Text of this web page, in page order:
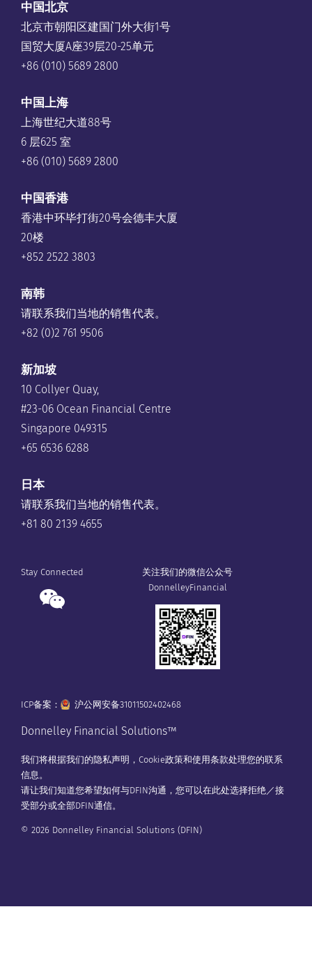
中国北京
北京市朝阳区建国门外大街1号
国贸大厦A座39层20-25单元
+86 (010) 5689 2800
中国上海
上海世纪大道88号
6 层625 室
+86 (010) 5689 2800
中国香港
香港中环毕打街20号会德丰大厦
20楼
+852 2522 3803
南韩
请联系我们当地的销售代表。
+82 (0)2 761 9506
新加坡
10 Collyer Quay,
#23-06 Ocean Financial Centre
Singapore 049315
+65 6536 6288
日本
请联系我们当地的销售代表。
+81 80 2139 4655
Stay Connected
关注我们的微信公众号
DonnelleyFinancial
ICP备案： 沪公网安备31011502402468
Donnelley Financial Solutions™
我们将根据我们的隐私声明 ， Cookie政策和使用条款处理您的联系
信息。
请让我们知道您希望如何与DFIN沟通，您可以在此处选择拒绝／接
受部分或全部DFIN通信。
© 2026 Donnelley Financial Solutions (DFIN)